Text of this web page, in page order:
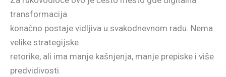
transformacija
konačno postaje vidljiva u svakodnevnom radu. Nema
velike strategijske
retorike, ali ima manje kašnjenja, manje prepiske i više
predvidivosti.